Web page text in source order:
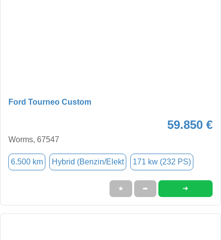
Ford Tourneo Custom
59.850 €
Worms, 67547
6.500 km Hybrid (Benzin/Elekt 171 kw (232 PS)
★ ➦ ➜